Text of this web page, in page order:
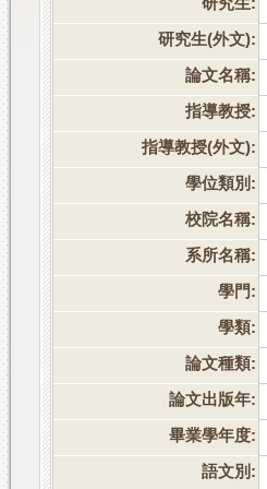
研究生(外文):
論文名稱:
指導教授:
指導教授(外文):
學位類別:
校院名稱:
系所名稱:
學門:
學類:
論文種類:
論文出版年:
畢業學年度:
語文別: